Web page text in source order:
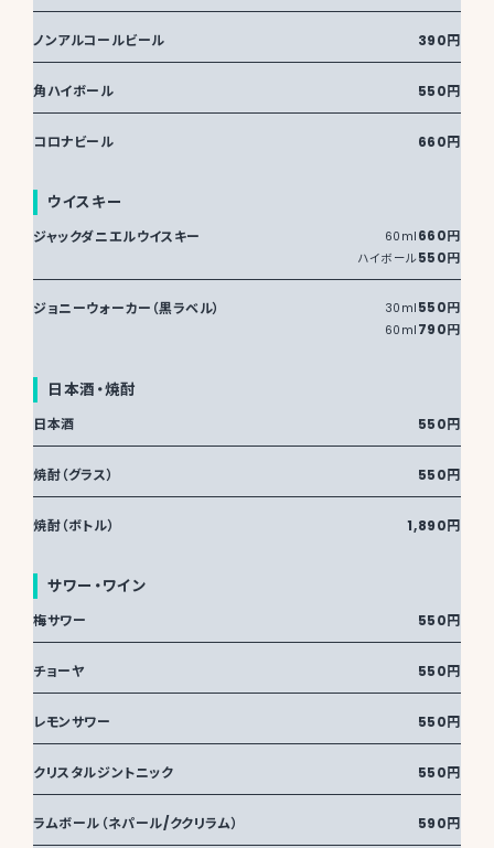
ノンアルコールビール 390円
角ハイボール 550円
コロナビール 660円
ウイスキー
ジャックダニエルウイスキー 60ml 660円
ハイボール550円
ジョニーウォーカー（黒ラベル） 30ml 550円
60ml 790円
日本酒・焼酎
日本酒 550円
焼酎（グラス） 550円
焼酎（ボトル） 1,890円
サワー・ワイン
梅サワー 550円
チョーヤ 550円
レモンサワー 550円
クリスタルジントニック 550円
ラムボール（ネパール/ククリラム） 590円